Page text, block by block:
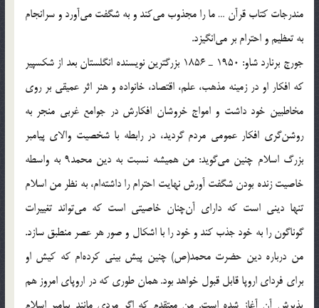
مندرجات كتاب قرآن … ما را مجذوب مي‌كند و به شگفت مي‌آورد و سرانجام
به تعظيم و احترام بر مي‌انگيزد.
جورج برنارد شاو: 1950 ـ 1856 بزرگترين نويسنده انگلستان بعد از شكسپير
كه افكار او در زمينه مذهب، علم، اقتصاد، خانواده و هنر اثر عميقي بر روي
مخاطبين خود داشت و امواج خروشان افكارش در جوامع غربي منجر به
روشن‌گري افكار عمومي مردم گرديد، در رابطه با شخصيت والاي پيامبر
بزرگ اسلام چنين مي‌گويد: من هميشه نسبت به دين محمد9 به واسطه
خاصيت زنده بودن شگفت آورش نهايت احترام را داشته‌ام، به نظر من اسلام
تنها ديني است كه داراي آن‌چنان خاصيتي است كه مي‌تواند تغييرات
گوناگون را به خود جذب كند و خود را با اشكال و صور هر عصر منطبق سازد.
من درباره دين حضرت محمد(ص) چنين پيش بيني كرده‌ام كه كيش او
براي فرداي اروپا قابل قبول خواهد بود. همان طوري كه در اروپاي امروز هم